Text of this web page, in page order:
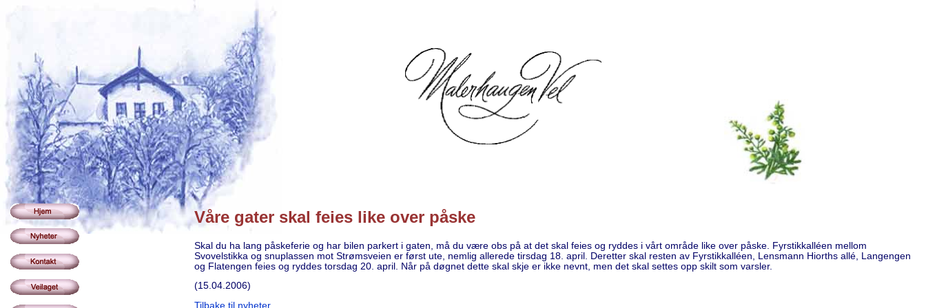
Våre gater skal feies like over påske
Skal du ha lang påskeferie og har bilen parkert i gaten, må du være obs på at det skal feies og ryddes i vårt område like over påske. Fyrstikkalléen mellom
Svovelstikka og snuplassen mot Strømsveien er først ute, nemlig allerede tirsdag 18. april. Deretter skal resten av Fyrstikkalléen, Lensmann Hiorths allé, Langengen
og Flatengen feies og ryddes torsdag 20. april. Når på døgnet dette skal skje er ikke nevnt, men det skal settes opp skilt som varsler.
(15.04.2006)
Tilbake til nyheter...